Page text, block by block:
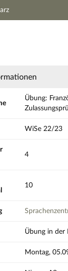
Hauptnavigation
Übung:
WiSe 22/23
4
10
Übung in der
Montag,